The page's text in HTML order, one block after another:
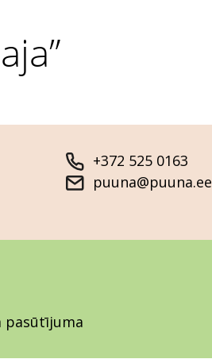
+372 525 0163
puuna@puuna.ee
pasūtījuma